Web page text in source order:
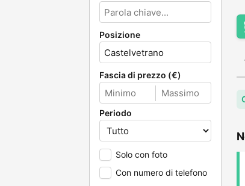
Posizione
Fascia di prezzo (€)
Periodo
Solo con foto
Con numero di telefono